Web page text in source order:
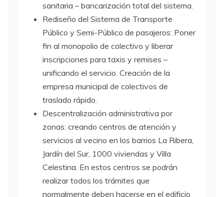
sanitaria – bancarización total del sistema.
Rediseño del Sistema de Transporte
Público y Semi-Público de pasajeros: Poner
fin al monopolio de colectivo y liberar
inscripciones para taxis y remises –
unificando el servicio. Creación de la
empresa municipal de colectivos de
traslado rápido.
Descentralización administrativa por
zonas: creando centros de atención y
servicios al vecino en los barrios La Ribera,
Jardín del Sur, 1000 viviendas y Villa
Celestina. En estos centros se podrán
realizar todos los trámites que
normalmente deben hacerse en el edificio